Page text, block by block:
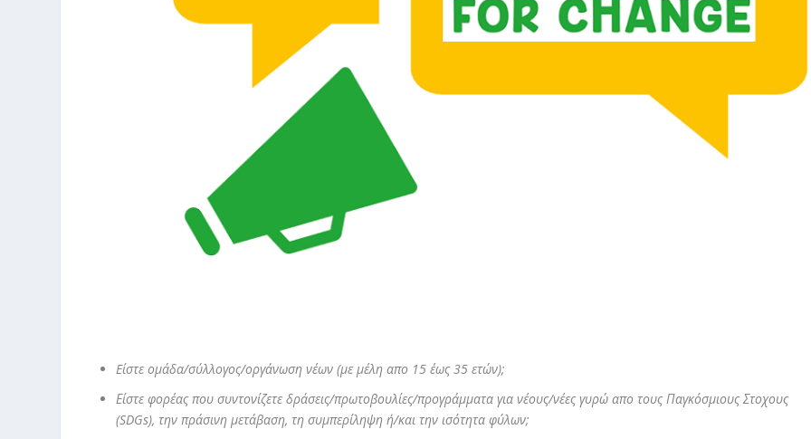
Eίστε ομάδα/σύλλογος/οργάνωση νέων (με μέλη απο 15 έως 35 ετών);
Είστε φορέας που συντονίζετε δράσεις/πρωτοβουλίες/προγράμματα για νέους/νέες γυρώ απο τους Παγκόσμιους Στοχους
(SDGs), την πράσινη μετάβαση, τη συμπερίληψη ή/και την ισότητα φύλων;